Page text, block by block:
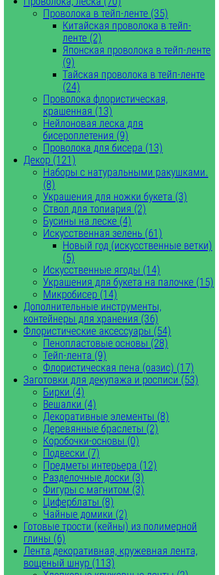
Проволока в тейп-ленте (35)
Китайская проволока в тейп-
ленте (2)
Японская проволока в тейп-ленте
(9)
Тайская проволока в тейп-ленте
(24)
Проволока флористическая,
крашенная (13)
Нейлоновая леска для
бисероплетения (9)
Проволока для бисера (13)
Декор (121)
Наборы с натуральными ракушками.
(8)
Украшения для ножки букета (3)
Ствол для топиария (2)
Бусины на леске (4)
Искусственная зелень (61)
Новый год (искусственные ветки)
(5)
Искусственные ягоды (14)
Украшения для букета на палочке (15)
Микробисер (14)
Дополнительные инструменты,
контейнеры для хранения (36)
Флористические аксессуары (54)
Пенопластовые основы (28)
Тейп-лента (9)
Флористическая пена (оазис) (17)
Заготовки для декупажа и росписи (53)
Бирки (4)
Вешалки (4)
Декоративные элементы (8)
Деревянные браслеты (2)
Коробочки-основы (0)
Подвески (7)
Предметы интерьера (12)
Разделочные доски (3)
Фигуры с магнитом (3)
Циферблаты (8)
Чайные домики (2)
Готовые трости (кейны) из полимерной
глины (6)
Лента декоративная, кружевная лента,
вощеный шнур (113)